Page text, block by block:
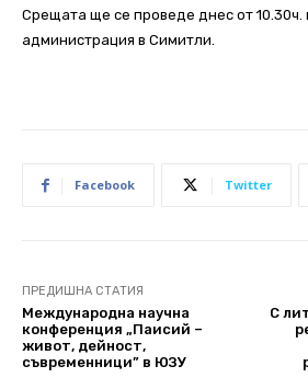
Срещата ще се проведе днес от 10.30ч.
администрация в Симитли.
Facebook Twitter
ПРЕДИШНА СТАТИЯ
Международна научна
конференция „Паисий –
живот, дейност,
съвременници” в ЮЗУ
С